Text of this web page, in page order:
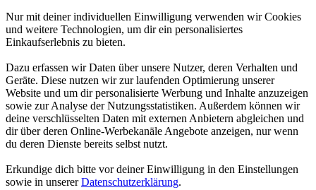
Nur mit deiner individuellen Einwilligung verwenden wir Cookies
und weitere Technologien, um dir ein personalisiertes
Einkaufserlebnis zu bieten.
Dazu erfassen wir Daten über unsere Nutzer, deren Verhalten und
Geräte. Diese nutzen wir zur laufenden Optimierung unserer
Website und um dir personalisierte Werbung und Inhalte anzuzeigen
sowie zur Analyse der Nutzungsstatistiken. Außerdem können wir
deine verschlüsselten Daten mit externen Anbietern abgleichen und
dir über deren Online-Werbekanäle Angebote anzeigen, nur wenn
du deren Dienste bereits selbst nutzt.
Erkundige dich bitte vor deiner Einwilligung in den Einstellungen
sowie in unsererDatenschutzerklärung.